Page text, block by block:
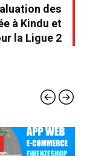
des
à Kindu et
la Ligue 2